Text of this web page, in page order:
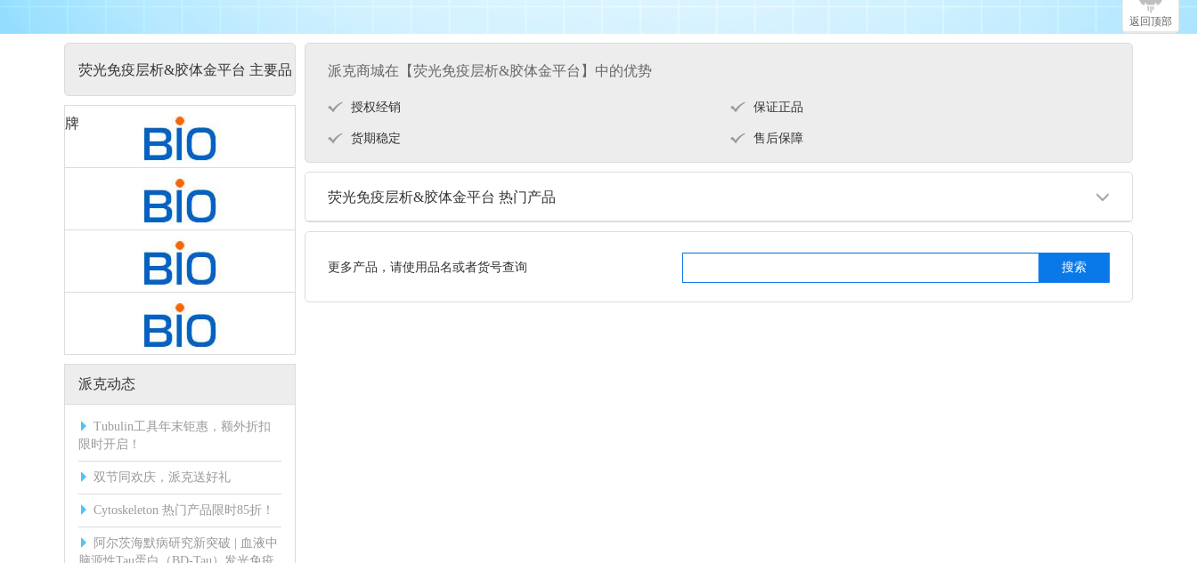
荧光免疫层析&胶体金平台 主要品
牌
派克动态
Tubulin工具年末钜惠，额外折扣
限时开启！
双节同欢庆，派克送好礼
Cytoskeleton 热门产品限时85折！
阿尔茨海默病研究新突破 | 血液中
派克商城在【荧光免疫层析&胶体金平台】中的优势
授权经销 保证正品
货期稳定 售后保障
荧光免疫层析&胶体金平台 热门产品
更多产品，请使用品名或者货号查询 搜索
返回顶部